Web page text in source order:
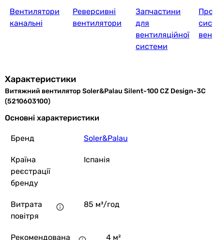
Вентилятори
канальні
Реверсивні
вентилятори
Запчастини
для
вентиляційної
системи
Характеристики
Витяжний вентилятор Soler&Palau Silent-100 CZ Design-3C
(5210603100)
Основні характеристики
Бренд Soler&Palau
Країна
реєстрації
бренду
Іспанія
Витрата
повітря
85 м³/год
Рекомендована
4 м²